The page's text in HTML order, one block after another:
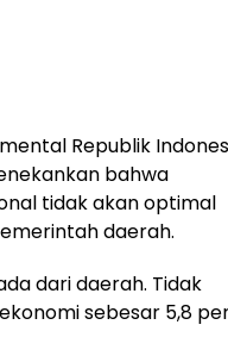
Republik
bahwa
tidak akan optimal
daerah.
dari daerah. Tidak
sebesar 5,8